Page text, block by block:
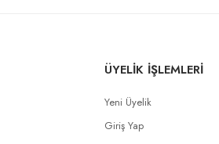
ÜYELİK İŞLEMLERİ
Yeni Üyelik
Giriş Yap